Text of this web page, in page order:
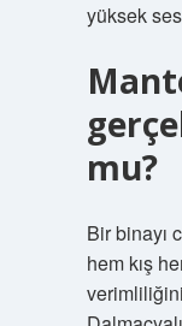
yüksek
mu?
Bir binayı
hem kış